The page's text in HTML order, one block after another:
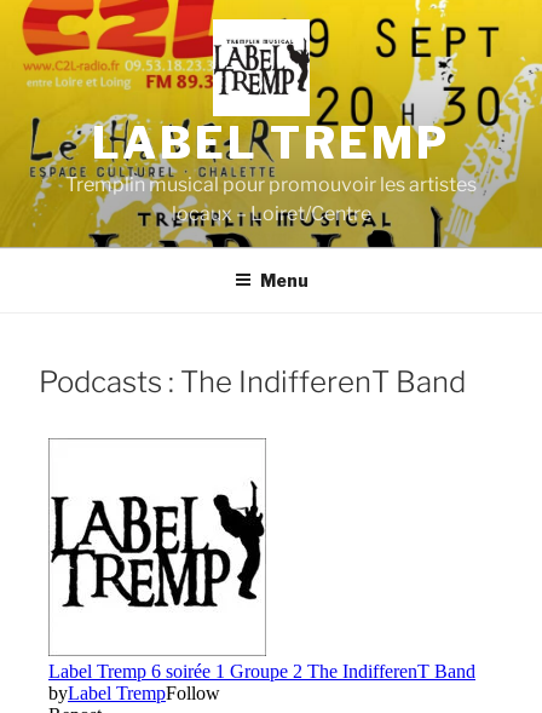
Aller
contenu
LABEL TREMP
Tremplin musical pour promouvoir les artistes
locaux – Loiret/Centre
Menu
Podcasts : The IndifferenT Band